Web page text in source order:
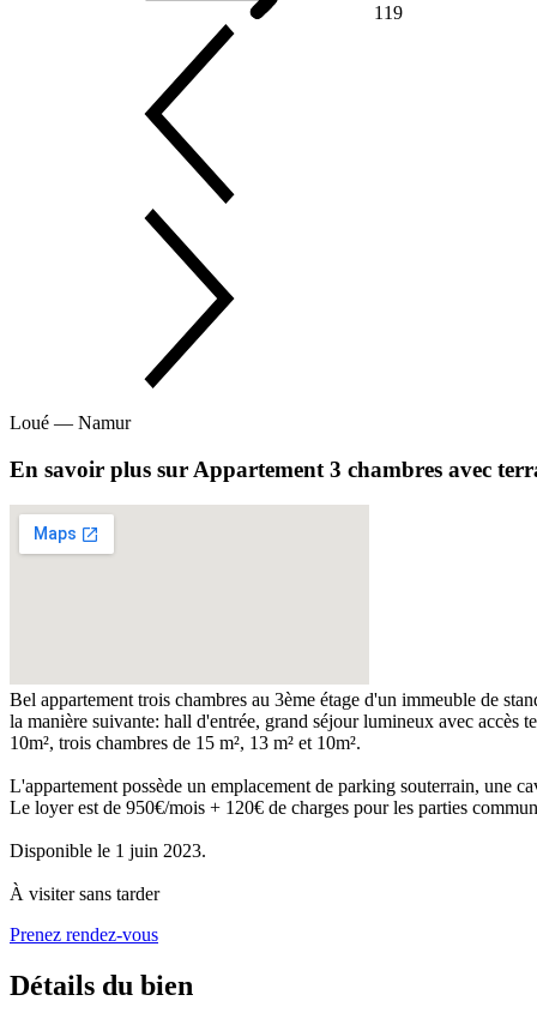
119
Loué — Namur
En savoir plus sur Appartement 3 chambres avec
Bel appartement trois chambres au 3ème étage d'un immeuble de
la manière suivante: hall d'entrée, grand séjour lumineux avec accès
10m², trois chambres de 15 m², 13 m² et 10m².
L'appartement possède un emplacement de parking souterrain, une
Le loyer est de 950€/mois + 120€ de charges pour les parties
Disponible le 1 juin 2023.
À visiter sans tarder
Prenez rendez-vous
Détails du bien